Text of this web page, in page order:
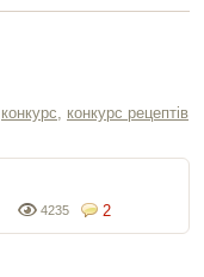
конкурс
конкурс рецептів
2
4235